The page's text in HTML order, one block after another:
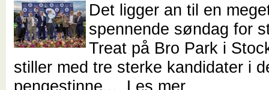
Det ligger an til en
spennende søndag for
Treat på Bro Park i
stiller med tre sterke kandidater i